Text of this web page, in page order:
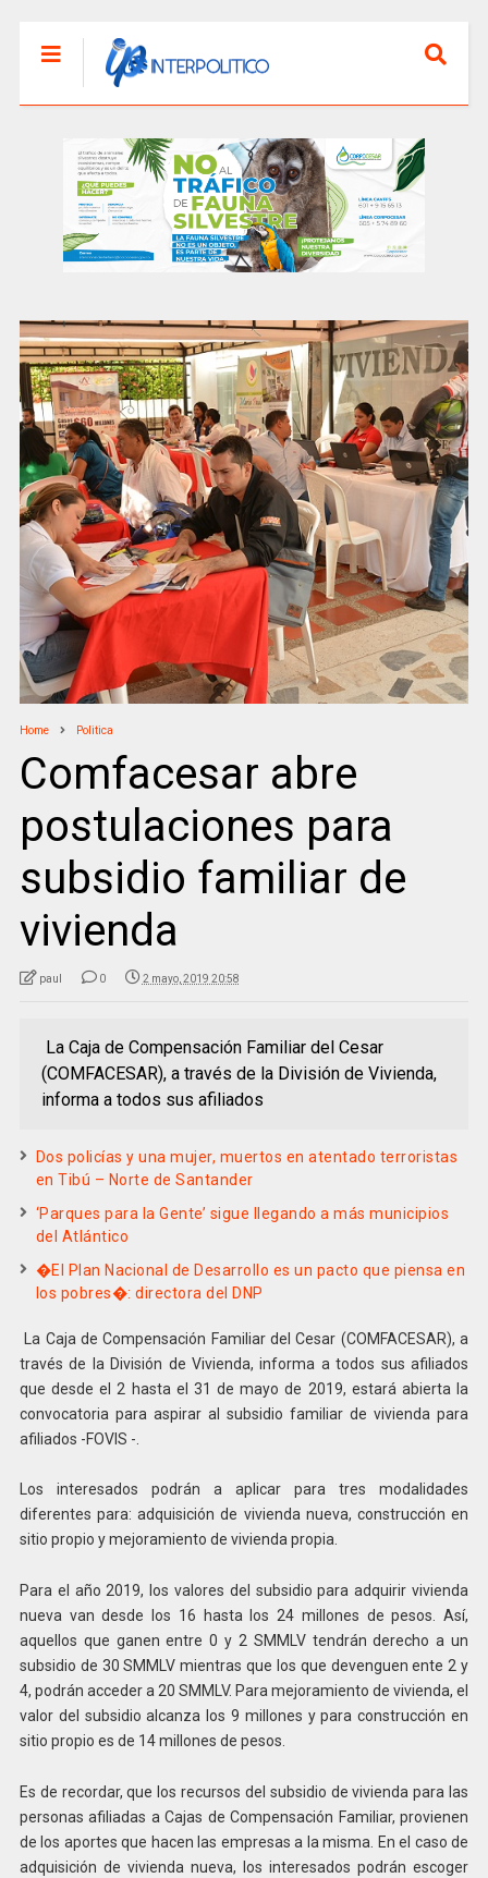
Home Politica
Comfacesar abre
postulaciones para
subsidio familiar de
vivienda
paul 0 2 mayo, 2019 20:58
La Caja de Compensación Familiar del Cesar
(COMFACESAR), a través de la División de Vivienda,
informa a todos sus afiliados
Dos policías y una mujer, muertos en atentado terroristas
en Tibú – Norte de Santander
‘Parques para la Gente’ sigue llegando a más municipios
del Atlántico
�El Plan Nacional de Desarrollo es un pacto que piensa en
los pobres�: directora del DNP
La Caja de Compensación Familiar del Cesar (COMFACESAR), a
través de la División de Vivienda, informa a todos sus afiliados
que desde el 2 hasta el 31 de mayo de 2019, estará abierta la
convocatoria para aspirar al subsidio familiar de vivienda para
afiliados -FOVIS -.
Los interesados podrán a aplicar para tres modalidades
diferentes para: adquisición de vivienda nueva, construcción en
sitio propio y mejoramiento de vivienda propia.
Para el año 2019, los valores del subsidio para adquirir vivienda
nueva van desde los 16 hasta los 24 millones de pesos. Así,
aquellos que ganen entre 0 y 2 SMMLV tendrán derecho a un
subsidio de 30 SMMLV mientras que los que devenguen ente 2 y
4, podrán acceder a 20 SMMLV. Para mejoramiento de vivienda, el
valor del subsidio alcanza los 9 millones y para construcción en
sitio propio es de 14 millones de pesos.
Es de recordar, que los recursos del subsidio de vivienda para las
personas afiliadas a Cajas de Compensación Familiar, provienen
de los aportes que hacen las empresas a la misma. En el caso de
adquisición de vivienda nueva, los interesados podrán escoger